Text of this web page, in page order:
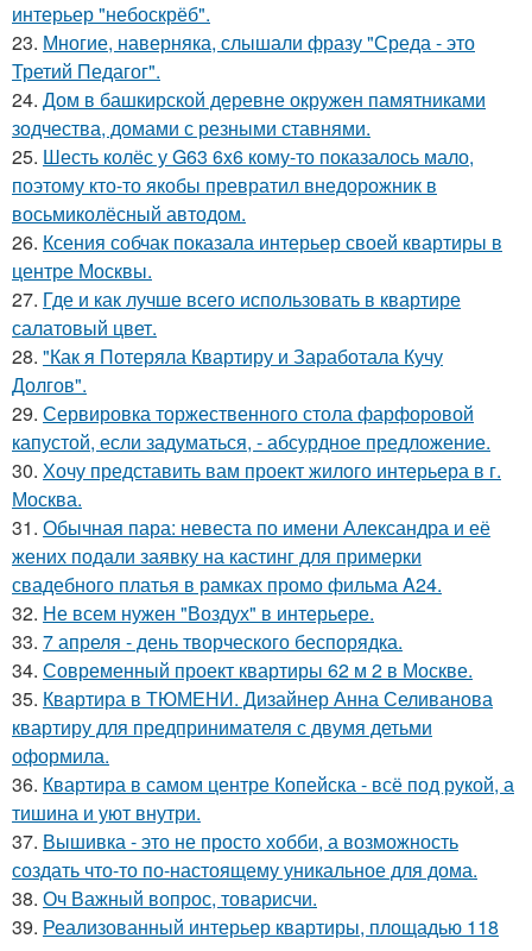
интерьер "небоскрёб".
23. Многие, наверняка, слышали фразу "Среда - это
Третий Педагог".
24. Дом в башкирской деревне окружен памятниками
зодчества, домами с резными ставнями.
25. Шесть колёс у G63 6x6 кому-то показалось мало,
поэтому кто-то якобы превратил внедорожник в
восьмиколёсный автодом.
26. Ксения собчак показала интерьер своей квартиры в
центре Москвы.
27. Где и как лучше всего использовать в квартире
салатовый цвет.
28. "Как я Потеряла Квартиру и Заработала Кучу
Долгов".
29. Сервировка торжественного стола фарфоровой
капустой, если задуматься, - абсурдное предложение.
30. Хочу представить вам проект жилого интерьера в г.
Москва.
31. Обычная пара: невеста по имени Александра и её
жених подали заявку на кастинг для примерки
свадебного платья в рамках промо фильма A24.
32. Не всем нужен "Воздух" в интерьере.
33. 7 апреля - день творческого беспорядка.
34. Современный проект квартиры 62 м 2 в Москве.
35. Квартира в ТЮМЕНИ. Дизайнер Анна Селиванова
квартиру для предпринимателя с двумя детьми
оформила.
36. Квартира в самом центре Копейска - всё под рукой, а
тишина и уют внутри.
37. Вышивка - это не просто хобби, а возможность
создать что-то по-настоящему уникальное для дома.
38. Оч Важный вопрос, товарисчи.
39. Реализованный интерьер квартиры, площадью 118